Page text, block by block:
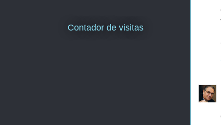
Contador de visitas